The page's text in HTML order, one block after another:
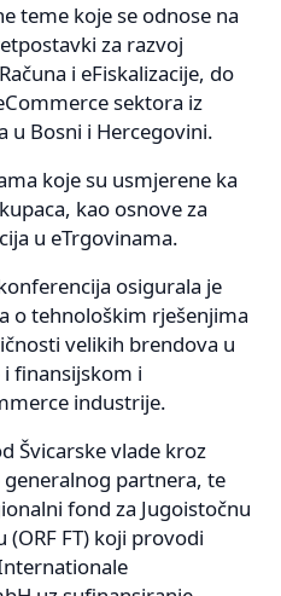
teme koje se odnose na
za razvoj
i eFiskalizacije, do
sektora iz
u Bosni i Hercegovini.
koje su usmjerene ka
kao osnove za
u eTrgovinama.
osigurala je
o tehnološkim rješenjima
velikih brendova u
finansijskom i
industrije.
Švicarske vlade kroz
partnera, te
fond za Jugoistočnu
FT) koji provodi